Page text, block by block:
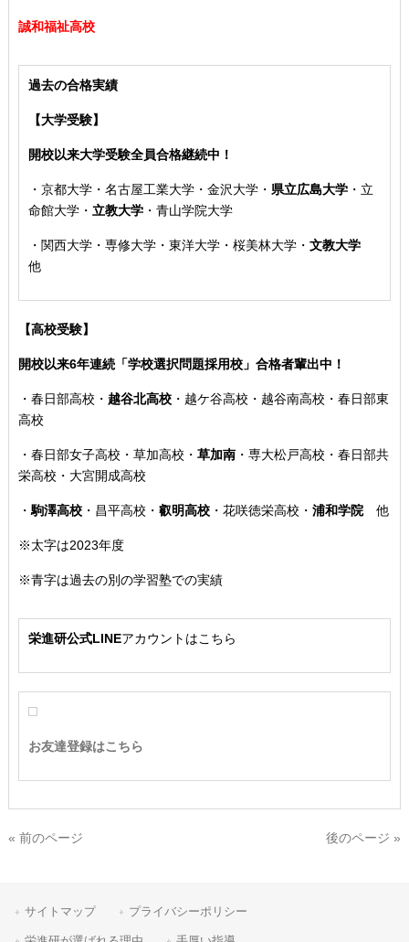
誠和福祉高校
過去の合格実績
【大学受験】
開校以来大学受験全員合格継続中！
・ 京都大学・名古屋工業大学・金沢大学・ 県立広島大学・ 立
命館大学・ 立教大学・青山学院大学
・ 関西大学・専修大学・東洋大学・桜美林大学・ 文教大学
他
【高校受験】
開校以来6年連続「学校選択問題採用校」合格者輩出中！
・ 春日部高校 ・ 越谷北高校・ 越ケ谷高校・越谷南高校・春日部東
高校
・ 春日部女子高校・草加高校 ・ 草加南・専大松戸高校 ・春日部共
栄高校・大宮開成高校
・ 駒澤高校・ 昌平高校 ・ 叡明高校・ 花咲徳栄高校 ・ 浦和学院他
※太字は2023年度
※青字は過去の別の学習塾での実績
栄進研公式LINEアカウントはこちら
お友達登録はこちら
« 前のページ 後のページ »
サイトマップ プライバシーポリシー